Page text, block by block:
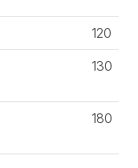
120
130
180